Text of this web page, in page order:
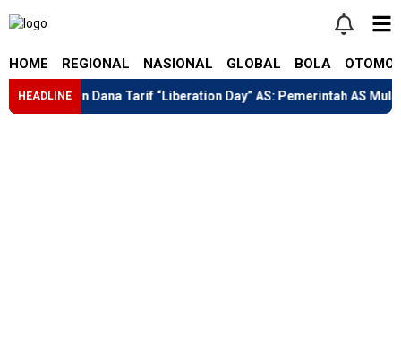
HOME REGIONAL NASIONAL GLOBAL BOLA
HEADLINE
Dana Tarif “Liberation Day” AS: Pemerintah AS Mulai